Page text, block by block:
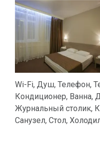
Wi-Fi, Душ, Телефон,
Кондиционер, Ванна,
Журнальный столик,
Санузел, Стол,